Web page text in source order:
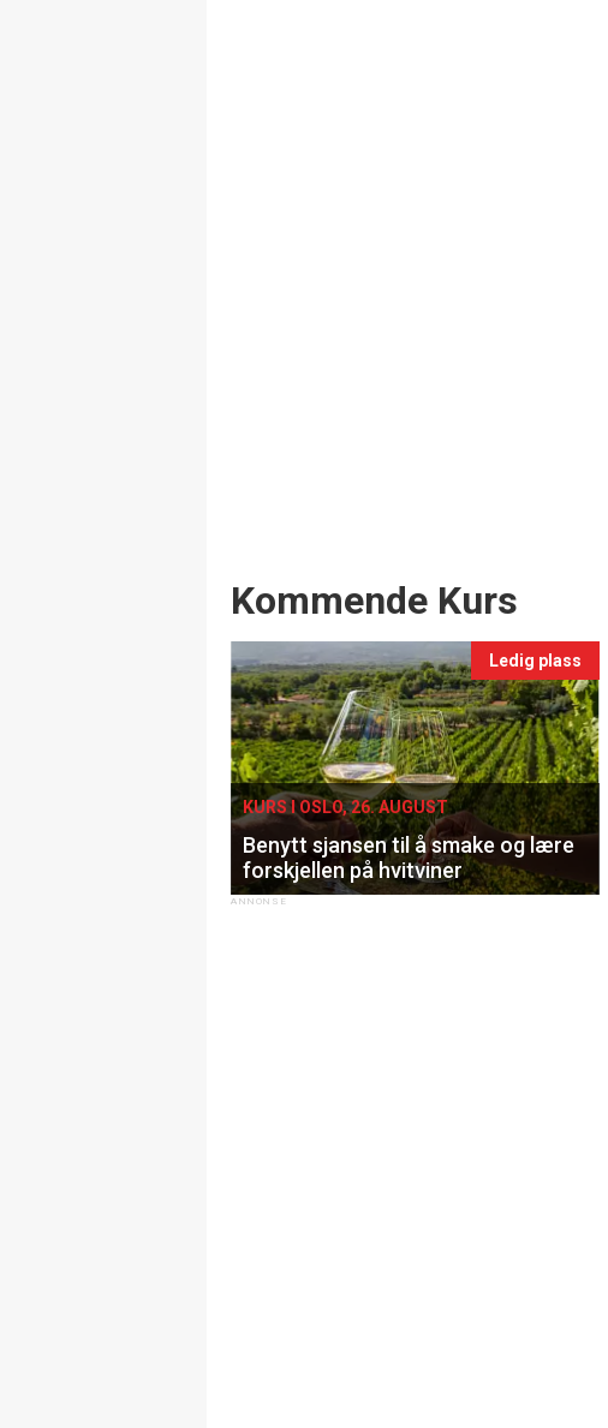
Events
Kommende Kurs
Ledig plass
KURS I OSLO, 26. AUGUST
Benytt sjansen til å smake og lære
forskjellen på hvitviner